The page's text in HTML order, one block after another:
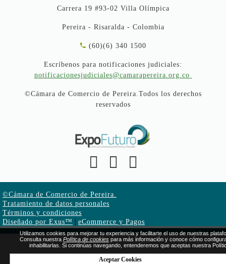
Carrera 19 #93-02 Villa Olímpica
Pereira - Risaralda - Colombia
(60)(6) 340 1500
Escríbenos para notificaciones judiciales:
notificacionesjudiciales@camarapereira.org.co
©Cámara de Comercio de Pereira.Todos los derechos
reservados
©Cámara de Comercio de Pereira.
Tratamiento de datos personales
Términos y condiciones
Diseñado por Exus™ | eCommerce y Pagos
Utilizamos cookies para mejorar tu experiencia y facilitarte el uso de nuestras
Consulta nuestra Política de cookies para más información y conoce cómo
inhabilitarlas. Si continúas navegando, entenderemos que aceptas nuestra
Aceptar Cookies